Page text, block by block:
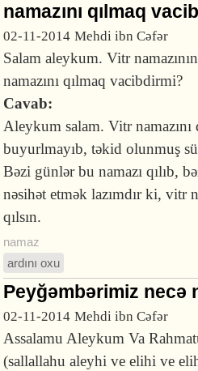
namazını qılmaq
02-11-2014 Mehdi ibn Cəfər
Salam aleykum. Vitr
namazını qılmaq vacibdirmi?
Cavab:
Aleykum salam. Vitr namazını
buyurlmayıb, təkid olunmuş
Bəzi günlər bu namazı qılıb,
nəsihət etmək lazımdır ki, vitr
qılsın.
namaz
ardını oxu
Peyğəmbərimiz necə
02-11-2014 Mehdi ibn Cəfər
Assalamu Aleykum Va
(sallallahu aleyhi ve elihi ve